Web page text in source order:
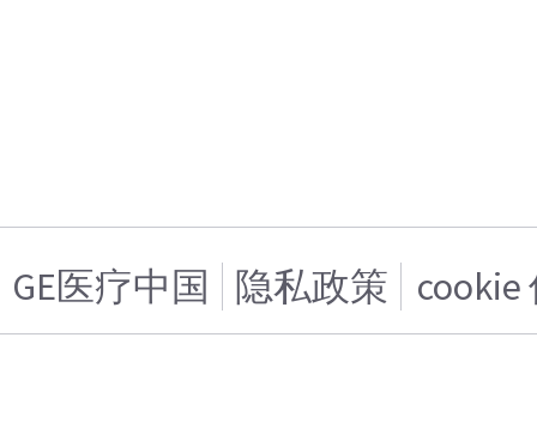
GE医疗中国 隐私政策 cookie